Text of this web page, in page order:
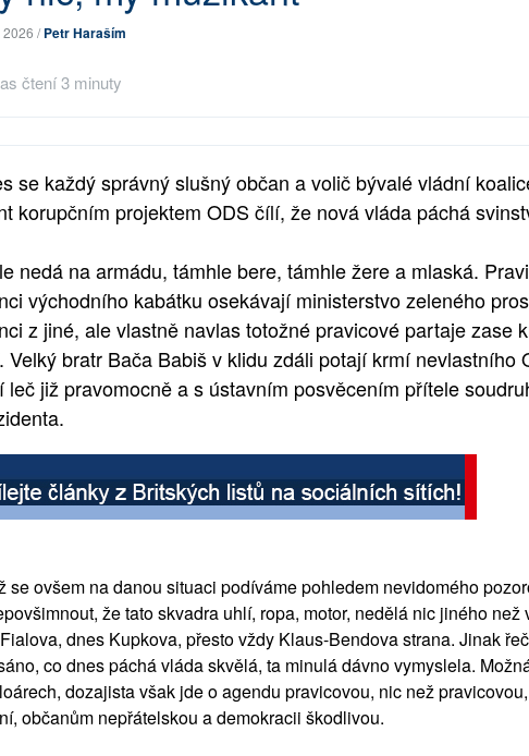
2026 /Petr Haraším
čtení 3 minuty
se každý správný slušný občan a volič bývalé vládní
korupčním projektem ODS čílí, že nová vláda páchá
nedá na armádu, támhle bere, támhle žere a mlaská.
východního kabátku osekávají ministerstvo zeleného
z jiné, ale vlastně navlas totožné pravicové partaje zase
Velký bratr Bača Babiš v klidu zdáli potají krmí nevlastního
leč již pravomocně a s ústavním posvěcením přítele
se ovšem na danou situaci podíváme pohledem nevidomého
že tato skvadra uhlí, ropa, motor, nedělá nic jiného než
dnes Kupkova, přesto vždy Klaus-Bendova strana. Jinak
co dnes páchá vláda skvělá, ta minulá dávno vymyslela.
dozajista však jde o agendu pravicovou, nic než
občanům nepřátelskou a demokracii škodlivou.